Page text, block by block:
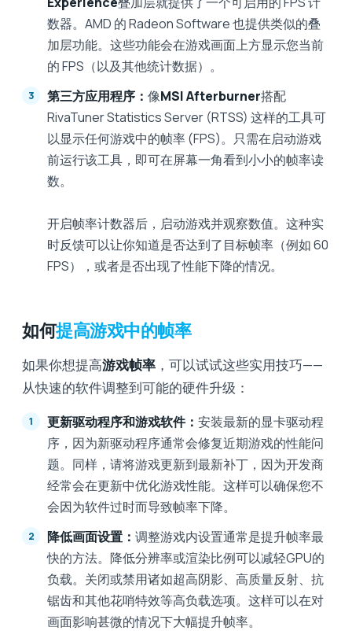
数器。AMD 的 Radeon Software 也提供类似的叠
加层功能。这些功能会在游戏画面上方显示您当前
的 FPS（以及其他统计数据）。
第三方应用程序： 像MSI Afterburner搭配
RivaTuner Statistics Server (RTSS) 这样的工具可
以显示任何游戏中的帧率 (FPS)。只需在启动游戏
前运行该工具，即可在屏幕一角看到小小的帧率读
数。
开启帧率计数器后，启动游戏并观察数值。这种实
时反馈可以让你知道是否达到了目标帧率（例如 60
FPS），或者是否出现了性能下降的情况。
如何提高游戏中的帧率
如果你想提高游戏帧率 ，可以试试这些实用技巧——
从快速的软件调整到可能的硬件升级：
更新驱动程序和游戏软件： 安装最新的显卡驱动程
序，因为新驱动程序通常会修复近期游戏的性能问
题。同样，请将游戏更新到最新补丁，因为开发商
经常会在更新中优化游戏性能。这样可以确保您不
会因为软件过时而导致帧率下降。
降低画面设置： 调整游戏内设置通常是提升帧率最
快的方法。降低分辨率或渲染比例可以减轻GPU的
负载。关闭或禁用诸如超高阴影、高质量反射、抗
锯齿和其他花哨特效等高负载选项。这样可以在对
画面影响甚微的情况下大幅提升帧率。